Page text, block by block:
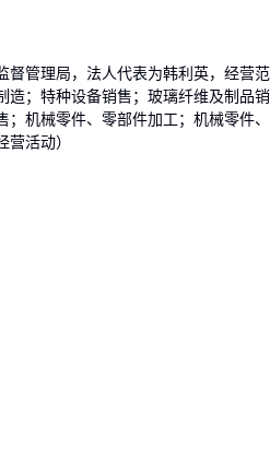
管理局，法人代表为韩利英，经营
；特种设备销售；玻璃纤维及制品
机械零件、零部件加工；机械零件
活动）